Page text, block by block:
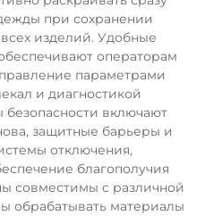
при сохранении
изделий. Удобные
операторам
параметрами
и диагностикой
включают
защитные барьеры и
отключения,
благополучия
совместимы с различной
обрабатывать материалы